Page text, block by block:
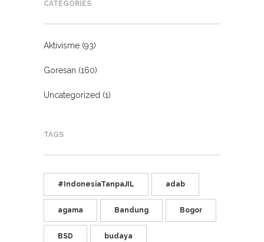
CATEGORIES
Aktivisme (93)
Goresan (160)
Uncategorized (1)
TAGS
#IndonesiaTanpaJIL adab
agama Bandung Bogor
BSD budaya